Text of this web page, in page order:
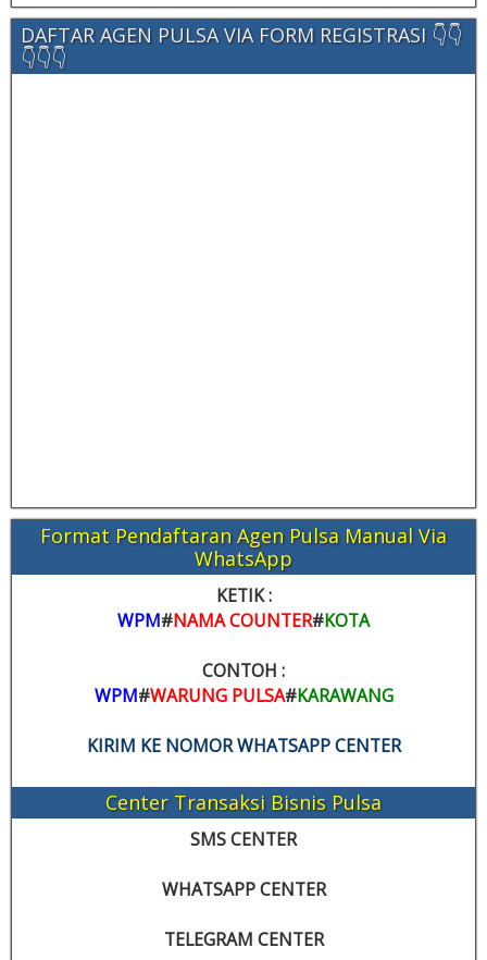
DAFTAR AGEN PULSA VIA FORM REGISTRASI 👇👇
👇👇👇
Format Pendaftaran Agen Pulsa Manual Via
WhatsApp
KETIK :
WPM#NAMA COUNTER#KOTA
CONTOH :
WPM#WARUNG PULSA#KARAWANG
KIRIM KE NOMOR WHATSAPP CENTER
Center Transaksi Bisnis Pulsa
SMS CENTER
WHATSAPP CENTER
TELEGRAM CENTER